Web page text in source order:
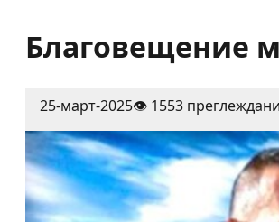
Благовещение
25-март-2025👁️ 1553